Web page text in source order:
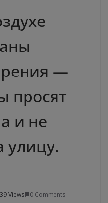
—
просят
и не
улицу.
Views 0 Comments